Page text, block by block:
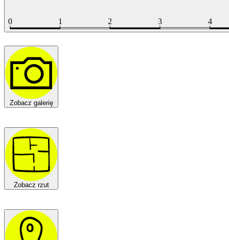
Zobacz galerię
Zobacz rzut